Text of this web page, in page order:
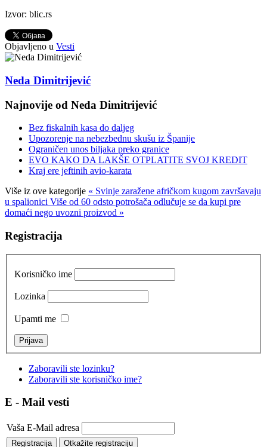
Izvor: blic.rs
Objavljeno u Vesti
Neda Dimitrijević
Najnovije od Neda Dimitrijević
Bez fiskalnih kasa do daljeg
Upozorenje na nebezbednu skušu iz Španije
Ograničen unos biljaka preko granice
EVO KAKO DA LAKŠE OTPLATITE SVOJ KREDIT
Kraj ere jeftinih avio-karata
Više iz ove kategorije « Svinje zaražene afričkom kugom završavaju
u spalionici Više od 60 odsto potrošača odlučuje se da kupi pre
domaći nego uvozni proizvod »
Registracija
Korisničko ime
Lozinka
Upamti me
Zaboravili ste lozinku?
Zaboravili ste korisničko ime?
E - Mail vesti
Vaša E-Mail adresa